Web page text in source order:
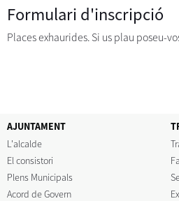
Formulari d'inscripció
Places exhaurides. Si us plau poseu-
AJUNTAMENT
L'alcalde
El consistori
Plens Municipals
Acord de Govern